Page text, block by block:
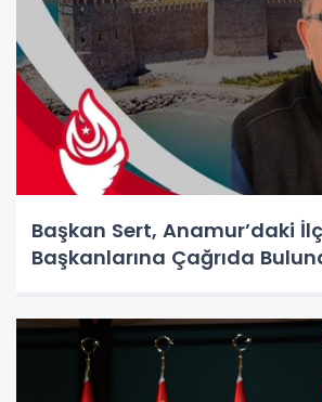
Başkan Sert, Anamur’daki
Başkanlarına Çağrıda